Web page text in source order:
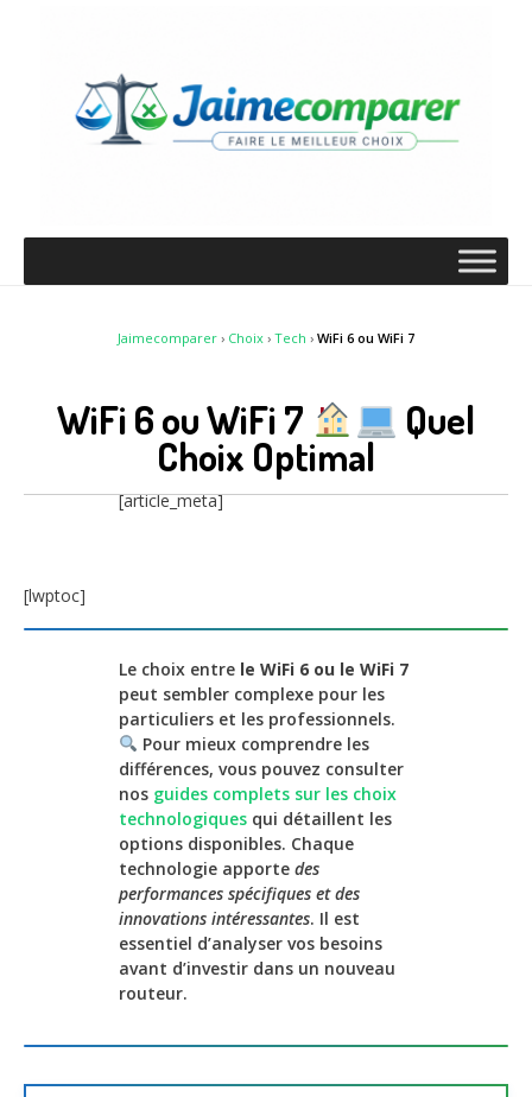
Jaimecomparer › Choix › Tech › WiFi 6 ou WiFi 7
WiFi 6 ou WiFi 7 Quel
Choix Optimal
[article_meta]
[lwptoc]
Le choix entre le WiFi 6 ou le WiFi 7
peut sembler complexe pour les
particuliers et les professionnels.
Pour mieux comprendre les
différences, vous pouvez consulter
nos guides complets sur les choix
technologiques qui détaillent les
options disponibles. Chaque
technologie apporte des
performances spécifiques et des
innovations intéressantes. Il est
essentiel d’analyser vos besoins
avant d’investir dans un nouveau
routeur.